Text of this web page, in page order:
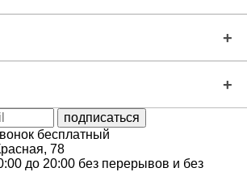
бесплатный
78
до 20:00 без перерывов и без